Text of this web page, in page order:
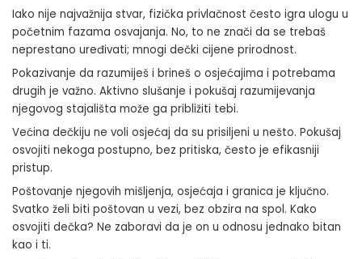
Iako nije najvažnija stvar, fizička privlačnost često igra ulogu u
početnim fazama osvajanja. No, to ne znači da se trebaš
neprestano uređivati; mnogi dečki cijene prirodnost.
Pokazivanje da razumiješ i brineš o osjećajima i potrebama
drugih je važno. Aktivno slušanje i pokušaj razumijevanja
njegovog stajališta može ga približiti tebi.
Većina dečkiju ne voli osjećaj da su prisiljeni u nešto. Pokušaj
osvojiti nekoga postupno, bez pritiska, često je efikasniji
pristup.
Poštovanje njegovih mišljenja, osjećaja i granica je ključno.
Svatko želi biti poštovan u vezi, bez obzira na spol. Kako
osvojiti dečka? Ne zaboravi da je on u odnosu jednako bitan
kao i ti.